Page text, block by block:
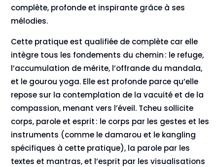
complète, profonde et inspirante grâce à ses
mélodies.
Cette pratique est qualifiée de complète car elle
intègre tous les fondements du chemin : le refuge,
l’accumulation de mérite, l’offrande du mandala,
et le gourou yoga. Elle est profonde parce qu’elle
repose sur la contemplation de la vacuité et de la
compassion, menant vers l’éveil. Tcheu sollicite
corps, parole et esprit : le corps par les gestes et les
instruments (comme le damarou et le kangling
spécifiques à cette pratique), la parole par les
textes et mantras, et l’esprit par les visualisations